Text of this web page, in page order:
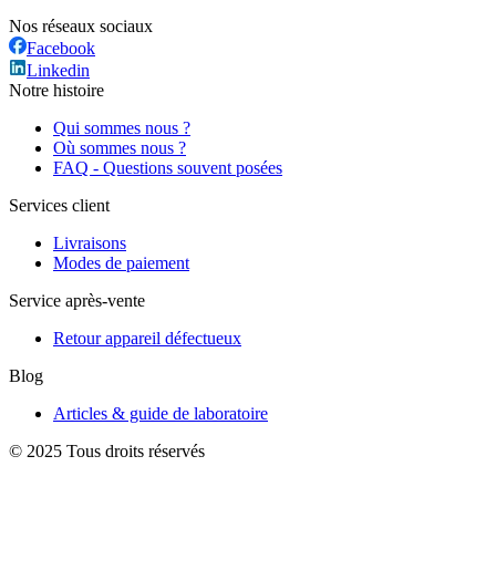
Nos réseaux sociaux
Facebook
Linkedin
Notre histoire
Qui sommes nous ?
Où sommes nous ?
FAQ - Questions souvent posées
Services client
Livraisons
Modes de paiement
Service après-vente
Retour appareil défectueux
Blog
Articles & guide de laboratoire
© 2025 Tous droits réservés